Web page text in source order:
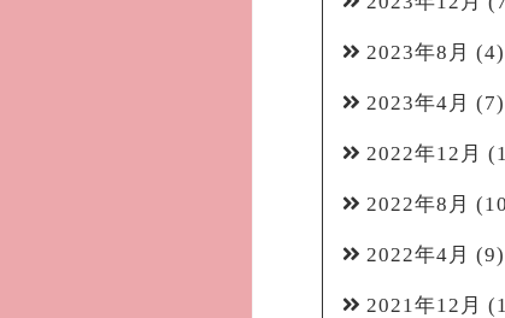
2023年8月 (4)
2023年4月 (7)
2022年12月
2022年8月
2022年4月 (9)
2021年12月